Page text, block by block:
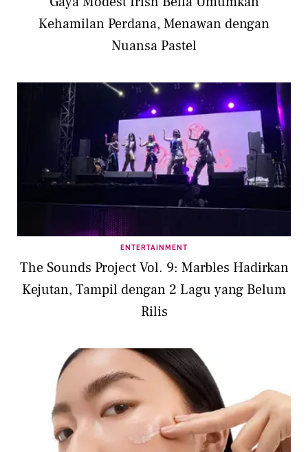
Kehamilan Perdana, Menawan dengan
Nuansa Pastel
ENTERTAINMENT
The Sounds Project Vol. 9: Marbles Hadirkan
Kejutan, Tampil dengan 2 Lagu yang Belum
Rilis